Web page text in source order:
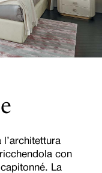
l’architettura
con
La